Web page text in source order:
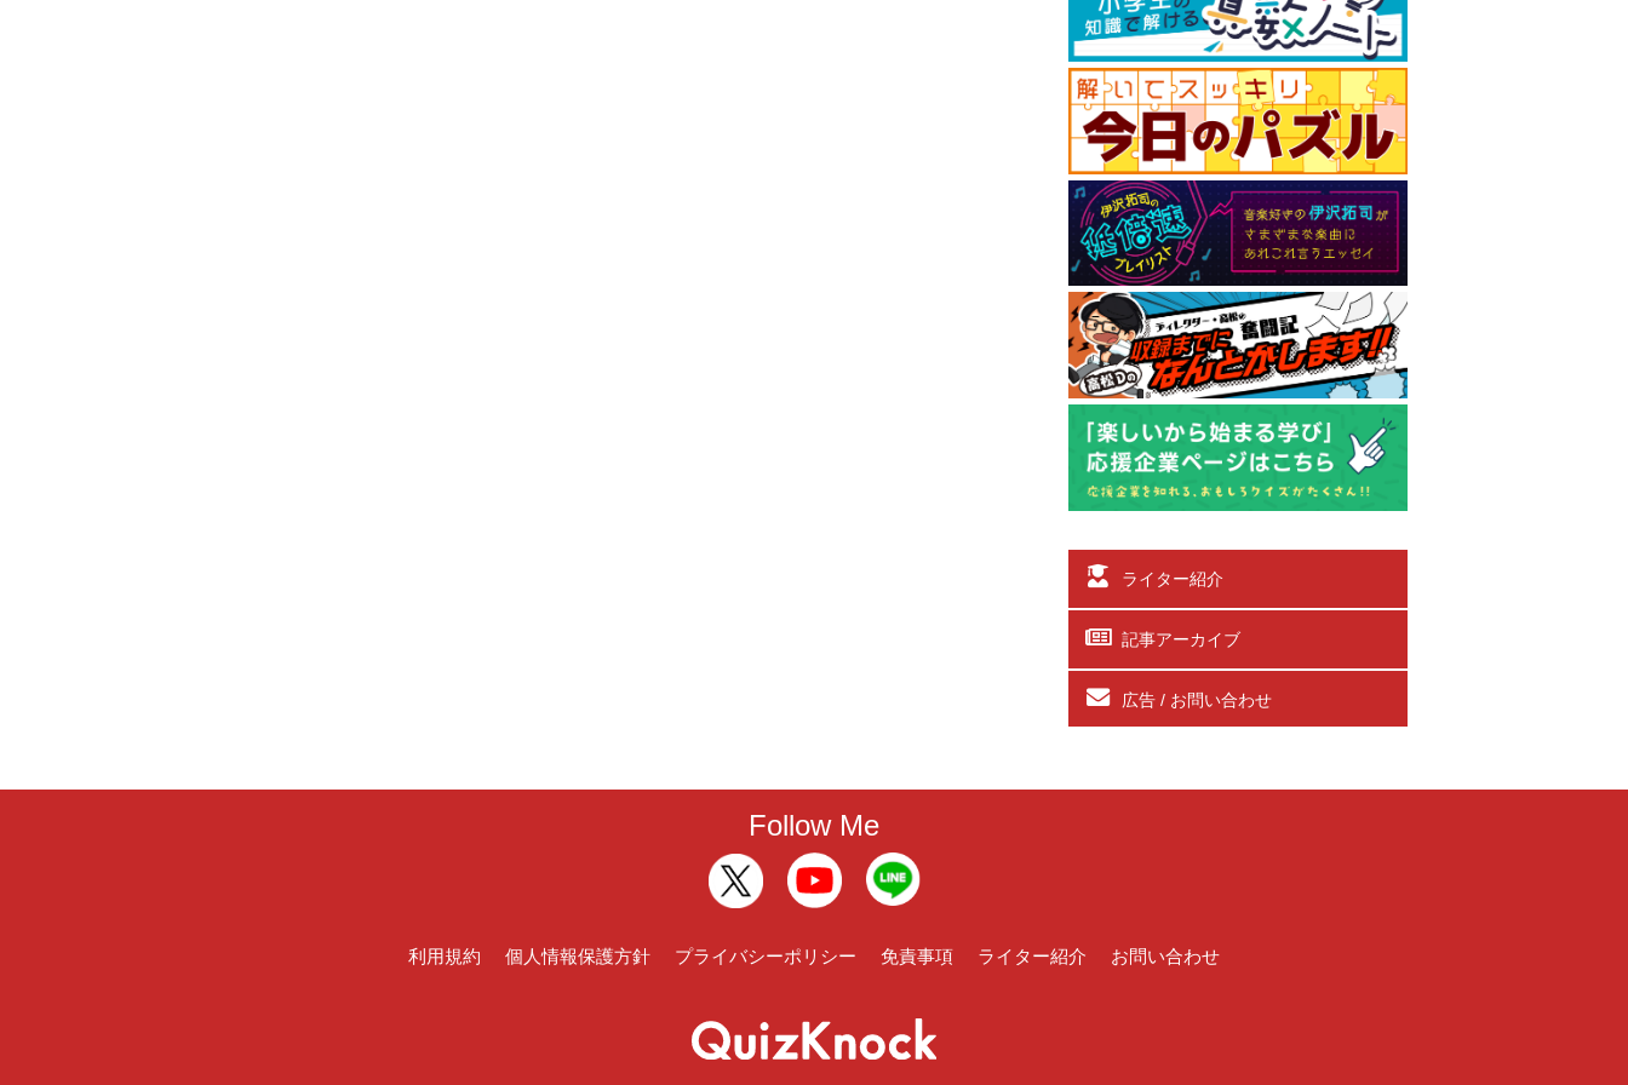
ライター紹介
記事アーカイブ
広告 / お問い合わせ
Follow Me
利用規約 個人情報保護方針 プライバシーポリシー 免責事項 ライター紹介 お問い合わせ